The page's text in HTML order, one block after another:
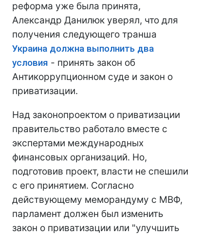
реформа уже была принята,
Александр Данилюк уверял, что для
получения следующего транша
Украина должна выполнить два
условия - принять закон об
Антикоррупционном суде и закон о
приватизации.
Над законопроектом о приватизации
правительство работало вместе с
экспертами международных
финансовых организаций. Но,
подготовив проект, власти не спешили
с его принятием. Согласно
действующему меморандуму с МВФ,
парламент должен был изменить
закон о приватизации или "улучшить